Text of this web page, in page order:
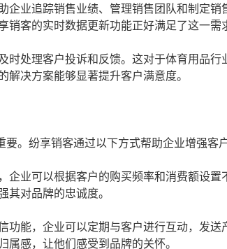
企业追踪销售业绩、管理销售团队和制定销
客的实时数据更新功能正好满足了这一需
时处理客户投诉和反馈。这对于体育用品行
决方案能够显著提升客户满意度。
。纷享销客通过以下方式帮助企业增强客户
企业可以根据客户的购买频率和消费额设
对品牌的忠诚度。
功能，企业可以定期与客户进行互动，发送
感，让他们感受到品牌的关怀。